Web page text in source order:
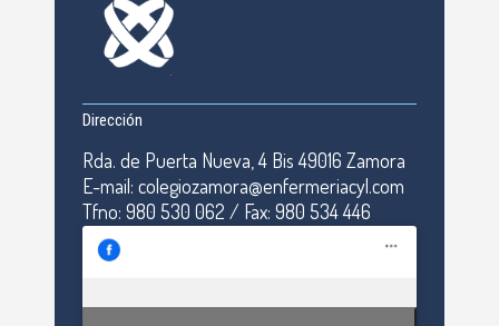
Dirección
Rda. de Puerta Nueva, 4 Bis 49016 Zamora
E-mail: colegiozamora@enfermeriacyl.com
Tfno: 980 530 062 / Fax: 980 534 446